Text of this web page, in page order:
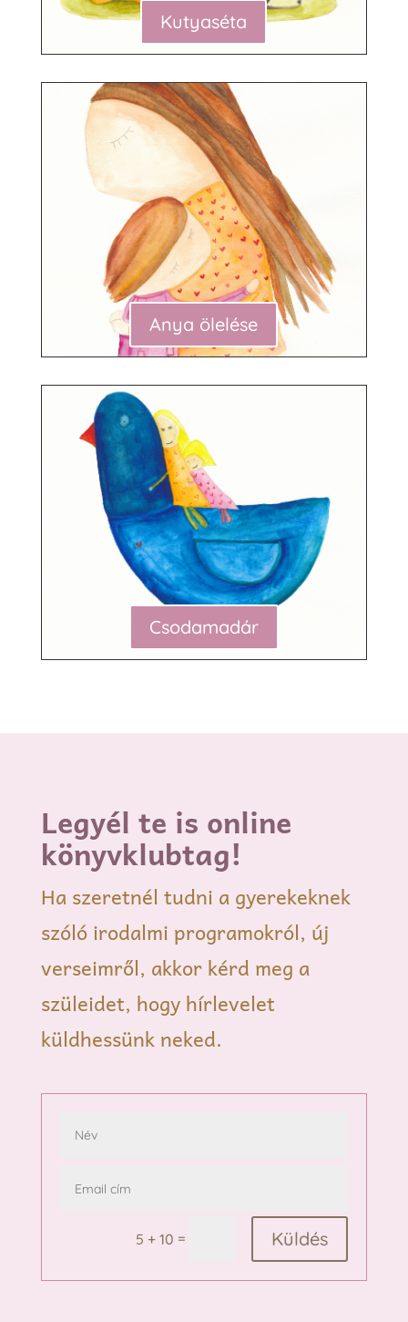
Kutyaséta
Anya ölelése
Csodamadár
Legyél te is online
könyvklubtag!
Ha szeretnél tudni a gyerekeknek
szóló irodalmi programokról, új
verseimről, akkor kérd meg a
szüleidet, hogy hírlevelet
küldhessünk neked.
5 + 10 = Küldés